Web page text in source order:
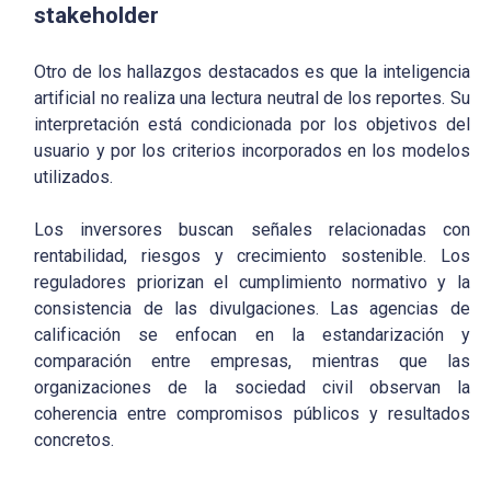
stakeholder
Otro de los hallazgos destacados es que la inteligencia
artificial no realiza una lectura neutral de los reportes. Su
interpretación está condicionada por los objetivos del
usuario y por los criterios incorporados en los modelos
utilizados.
Los inversores buscan señales relacionadas con
rentabilidad, riesgos y crecimiento sostenible. Los
reguladores priorizan el cumplimiento normativo y la
consistencia de las divulgaciones. Las agencias de
calificación se enfocan en la estandarización y
comparación entre empresas, mientras que las
organizaciones de la sociedad civil observan la
coherencia entre compromisos públicos y resultados
concretos.